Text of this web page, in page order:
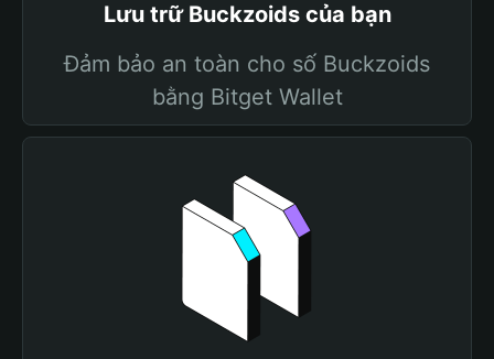
Lưu trữ Buckzoids của bạn
Đảm bảo an toàn cho số Buckzoids
bằng Bitget Wallet